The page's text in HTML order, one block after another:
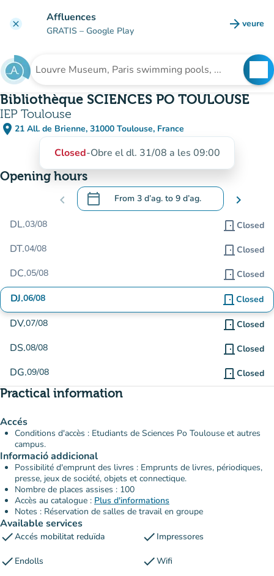
clear Affluences
GRATIS – Google Play arrow_forward veure
(new
Search for an institution
Bibliothèque SCIENCES PO TOULOUSE
IEP Toulouse
place 21 All. de Brienne, 31000 Toulouse, France
(open in Google Maps)
(new tab)
Closed-Obre el dl. 31/08 a les 09:00
Opening hours
chevron_left calendar_today From 3 d’ag. to 9 d’ag.
.Open the calendar to change dates
chevron_right
DL.03/08 door_front Closed
DT.04/08 door_front Closed
DC.05/08 door_front Closed
DJ.06/08 door_front Closed
DV.07/08 door_front Closed
DS.08/08 door_front Closed
DG.09/08 door_front Closed
Practical information
Accés
Conditions d'accès : Etudiants de Sciences Po Toulouse et autres
campus.
Informació addicional
Possibilité d'emprunt des livres : Emprunts de livres, périodiques,
presse, jeux de société, objets et connectique.
Nombre de places assises : 100
Accès au catalogue : Plus d'informations
Notes : Réservation de salles de travail en groupe
Available services
checkAccés mobilitat reduïda check Impressores
check Endolls checkWifi